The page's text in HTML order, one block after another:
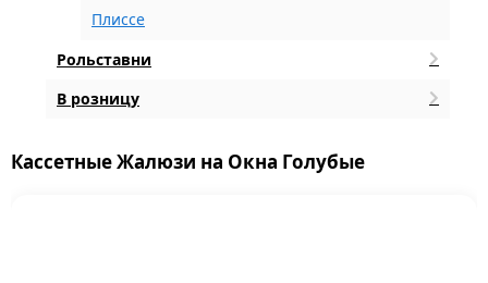
Плиссе
Рольставни
В розницу
Кассетные Жалюзи на Окна Голубые